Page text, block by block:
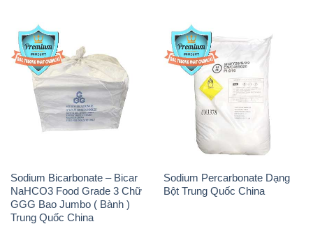
Sodium Bicarbonate – Bicar
NaHCO3 Food Grade 3 Chữ
GGG Bao Jumbo ( Bành )
Trung Quốc China
Sodium Percarbonate Dạng
Bột Trung Quốc China